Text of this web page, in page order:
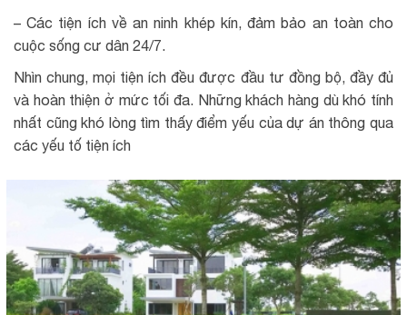
– Các tiện ích về an ninh khép kín, đảm bảo an toàn cho
cuộc sống cư dân 24/7.
Nhìn chung, mọi tiện ích đều được đầu tư đồng bộ, đầy đủ
và hoàn thiện ở mức tối đa. Những khách hàng dù khó tính
nhất cũng khó lòng tìm thấy điểm yếu của dự án thông qua
các yếu tố tiện ích